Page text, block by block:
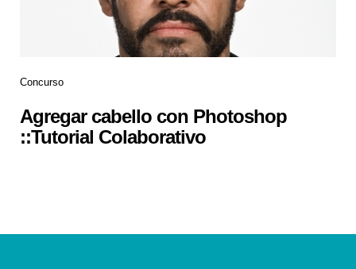
Concurso
Agregar cabello con Photoshop
::Tutorial Colaborativo